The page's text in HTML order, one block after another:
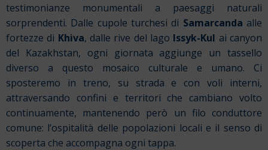
testimonianze monumentali a paesaggi naturali
sorprendenti. Dalle cupole turchesi di Samarcanda alle
fortezze di Khiva, dalle rive del lago Issyk-Kul ai canyon
del Kazakhstan, ogni giornata aggiunge un tassello
diverso a questo mosaico culturale e umano. Ci
sposteremo in treno, su strada e con voli interni,
attraversando confini e territori che cambiano volto
continuamente, mantenendo però un filo conduttore
comune: l’ospitalità delle popolazioni locali e il senso di
scoperta che accompagna ogni tappa.